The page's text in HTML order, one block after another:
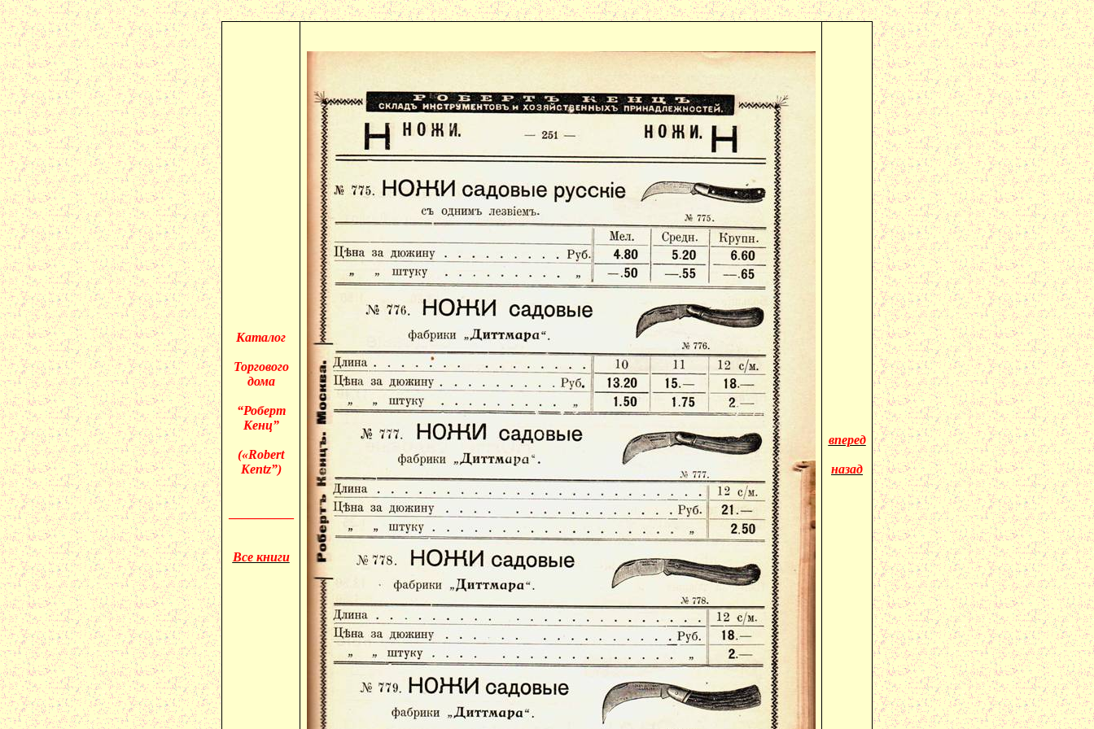
Каталог
Торгового
дома
“Роберт
Кенц”
(«Robert
Kentz”)
Все книги
вперед
назад